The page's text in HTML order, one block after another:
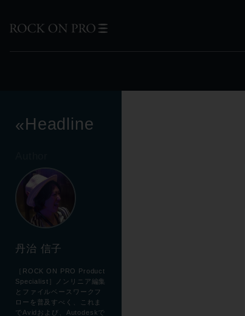
«Headline
丹治 信子
［ROCK ON PRO Product
Specialist］ノンリニア編集
とファイルベースワークフ
ローを普及すべく、これま
でAvidおよび、Autodeskで